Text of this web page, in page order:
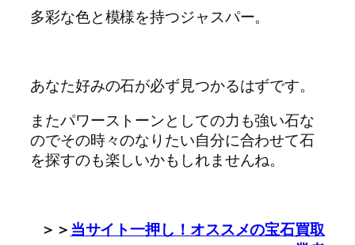
多彩な色と模様を持つジャスパー。
あなた好みの石が必ず見つかるはずです。
またパワーストーンとしての力も強い石な
のでその時々のなりたい自分に合わせて石
を探すのも楽しいかもしれませんね。
＞＞当サイト一押し！オススメの宝石買取